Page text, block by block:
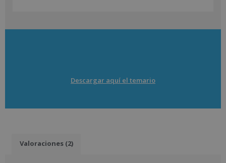
Descargar aquí el temario
Valoraciones (2)